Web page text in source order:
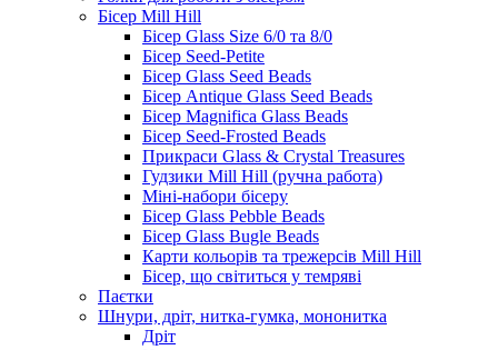
Бісер Mill Hill
Бісер Glass Size 6/0 та 8/0
Бісер Seed-Petite
Бісер Glass Seed Beads
Бісер Antique Glass Seed Beads
Бісер Magnifica Glass Beads
Бісер Seed-Frosted Beads
Прикраси Glass & Crystal Treasures
Гудзики Mill Hill (ручна работа)
Міні-набори бісеру
Бісер Glass Pebble Beads
Бісер Glass Bugle Beads
Карти кольорів та трежерсів Mill Hill
Бісер, що світиться у темряві
Паєтки
Шнури, дріт, нитка-гумка, мононитка
Дріт